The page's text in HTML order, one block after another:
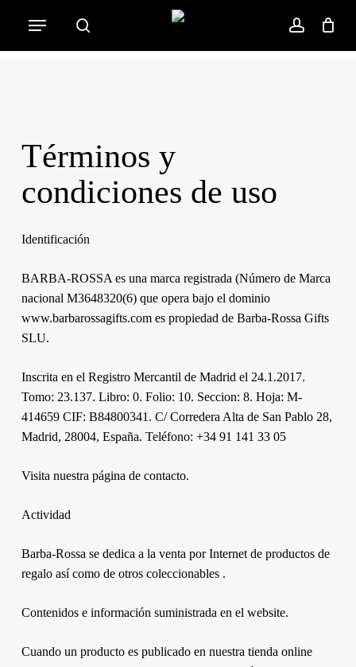
main
search account
Menu
Cart
Close
Términos y
condiciones de uso
Identificación
BARBA-ROSSA es una marca registrada (Número de Marca
nacional M3648320(6) que opera bajo el dominio
www.barbarossagifts.com es propiedad de Barba-Rossa Gifts
SLU.
Inscrita en el Registro Mercantil de Madrid el 24.1.2017.
Tomo: 23.137. Libro: 0. Folio: 10. Seccion: 8. Hoja: M-
414659 CIF: B84800341. C/ Corredera Alta de San Pablo 28,
Madrid, 28004, España. Teléfono: +34 91 141 33 05
Visita nuestra página de contacto.
Actividad
Barba-Rossa se dedica a la venta por Internet de productos de
regalo así como de otros coleccionables .
Contenidos e información suministrada en el website.
Cuando un producto es publicado en nuestra tienda online